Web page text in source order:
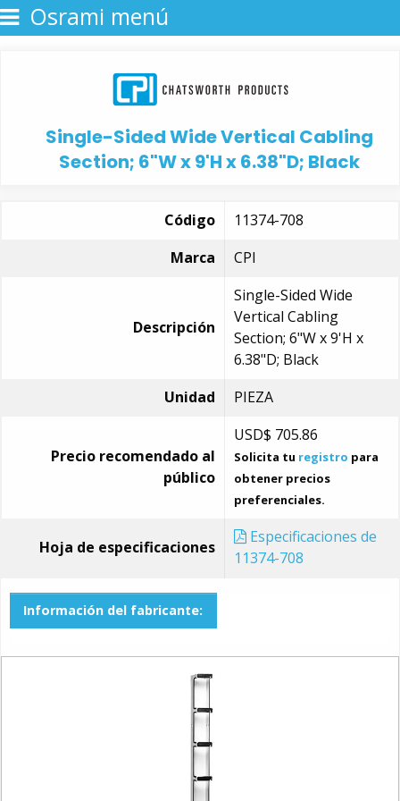
Osrami menú
Single-Sided Wide Vertical Cabling
Section; 6"W x 9'H x 6.38"D; Black
Código
11374-708
Marca
CPI
Descripción
Single-Sided Wide
Vertical Cabling
Section; 6"W x 9'H x
6.38"D; Black
Unidad
PIEZA
Precio recomendado al
público
USD$ 705.86
Solicita tu registro para
obtener precios
preferenciales.
Hoja de especificaciones
Especificaciones de
11374-708
Información del fabricante: